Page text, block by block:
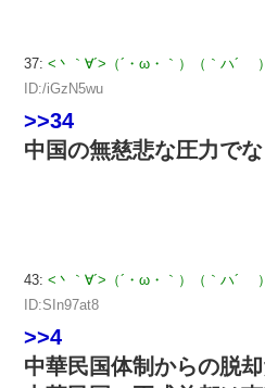
37: <丶｀∀´>（´・ω・｀）（｀ハ´
ID:/iGzN5wu
>>34
中国の無慈悲な圧力でな
43: <丶｀∀´>（´・ω・｀）（｀ハ´
ID:SIn97at8
>>4
中華民国体制からの脱却